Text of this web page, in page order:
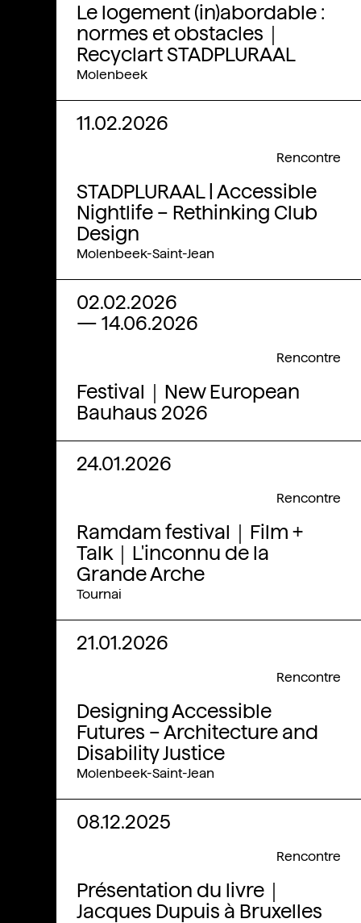
Le logement (in)abordable :
normes et obstacles｜
Recyclart STADPLURAAL
Molenbeek
11.02.2026
STADPLURAAL | Accessible
Nightlife – Rethinking Club
Design
Rencontre
Molenbeek-Saint-Jean
02.02.2026
— 14.06.2026
Festival｜New European
Bauhaus 2026
Rencontre
24.01.2026
Ramdam festival｜Film +
Talk｜L'inconnu de la
Grande Arche
Rencontre
Tournai
21.01.2026
Designing Accessible
Futures – Architecture and
Disability Justice
Rencontre
Molenbeek-Saint-Jean
08.12.2025
Présentation du livre｜
Jacques Dupuis à Bruxelles
Rencontre